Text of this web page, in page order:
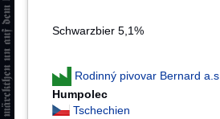
Schwarzbier 5,1%
Rodinný pivovar Bernard a.s.
Humpolec
Tschechien